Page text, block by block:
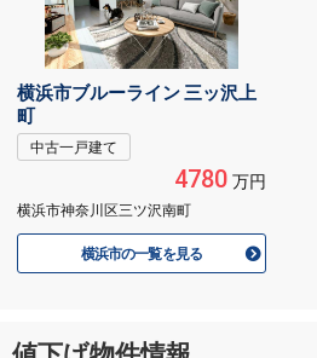
横浜市ブルーライン 三ッ沢上
町
中古一戸建て
4780万円
横浜市神奈川区三ツ沢南町
横浜市の一覧を見る